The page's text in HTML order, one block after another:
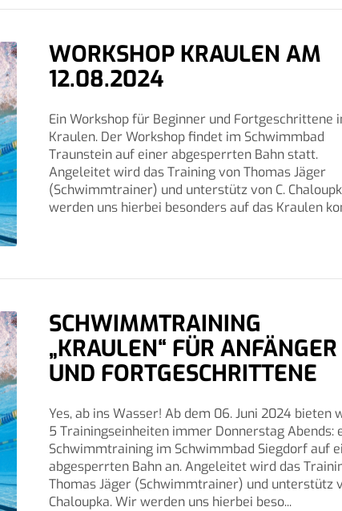
WORKSHOP KRAULEN AM
12.08.2024
Ein Workshop für Beginner und Fortgeschrittene
Kraulen. Der Workshop findet im Schwimmbad
Traunstein auf einer abgesperrten Bahn statt.
Angeleitet wird das Training von Thomas Jäger
(Schwimmtrainer) und unterstütz von C.
werden uns hierbei besonders auf das Kraulen
SCHWIMMTRAINING
„KRAULEN“ FÜR ANFÄNGER
UND FORTGESCHRITTENE
Yes, ab ins Wasser! Ab dem 06. Juni 2024 bieten
5 Trainingseinheiten immer Donnerstag Abends:
Schwimmtraining im Schwimmbad Siegdorf auf
abgesperrten Bahn an. Angeleitet wird das
Thomas Jäger (Schwimmtrainer) und unterstütz
Chaloupka. Wir werden uns hierbei beso...